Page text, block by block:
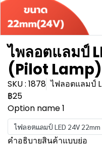
ไพลอตแลมป์
(Pilot Lamp)
SKU : 1878 ไฟลอตแลมป์
฿25
Option name 1
ไฟลอตแลมป์ LED 24V 22mm
คำอธิบายสินค้าแบบย่อ